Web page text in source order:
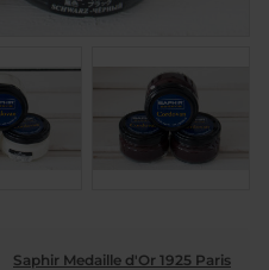
Saphir Medaille d'Or 1925 Paris